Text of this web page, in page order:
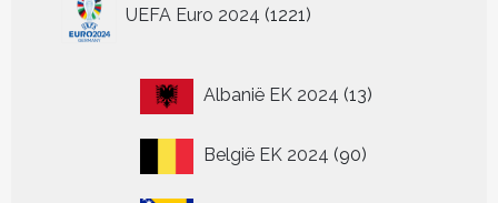
de
productpagina
UEFA Euro 2024 1221
producten
Albanië EK 2024 1313
België EK 2024 9090